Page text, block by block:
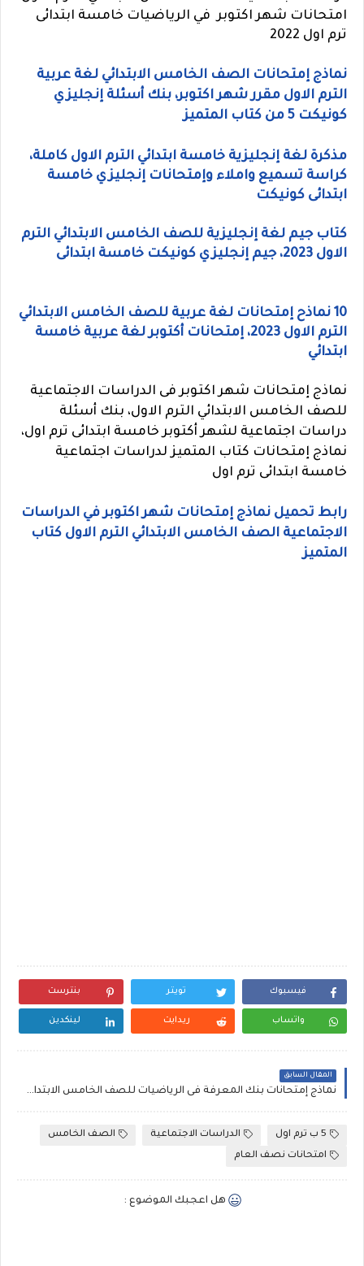
امتحانات شهر اكتوبر في الرياضيات خامسة ابتدائى
ترم اول 2022
نماذج إمتحانات الصف الخامس الابتدائي لغة عربية
الترم الاول مقرر شهر اكتوبر، بنك أسئلة إنجليزي
كونيكت 5 من كتاب المتميز
مذكرة لغة إنجليزية خامسة ابتدائي الترم الاول كاملة،
كراسة تسميع واملاء وإمتحانات إنجليزي خامسة
ابتدائى كونيكت
كتاب جيم لغة إنجليزية للصف الخامس الابتدائي الترم
الاول 2023، جيم إنجليزي كونيكت خامسة ابتدائى
10 نماذح إمتحانات لغة عربية للصف الخامس الابتدائي
الترم الاول 2023، إمتحانات أكتوبر لغة عربية خامسة
ابتدائي
نماذج إمتحانات شهر اكتوبر فى الدراسات الاجتماعية
للصف الخامس الابتدائي الترم الاول، بنك أسئلة
دراسات اجتماعية لشهر أكتوبر خامسة ابتدائى ترم اول،
نماذج إمتحانات كتاب المتميز لدراسات اجتماعية
خامسة ابتدائى ترم اول
رابط تحميل نماذج إمتحانات شهر اكتوبر في الدراسات
الاجتماعية الصف الخامس الابتدائي الترم الاول كتاب
المتميز
فيسبوك تويتر بنترست
واتساب ريدايت لينكدين
المقال السابق
نماذج إمتحانات بنك المعرفة فى الرياضيات للصف الخامس الابتدائي الترم الاول لشهر اكتوبر 2023
5 ب ترم اول الدراسات الاجتماعية
الصف الخامس
امتحانات نصف العام
هل اعجبك الموضوع :